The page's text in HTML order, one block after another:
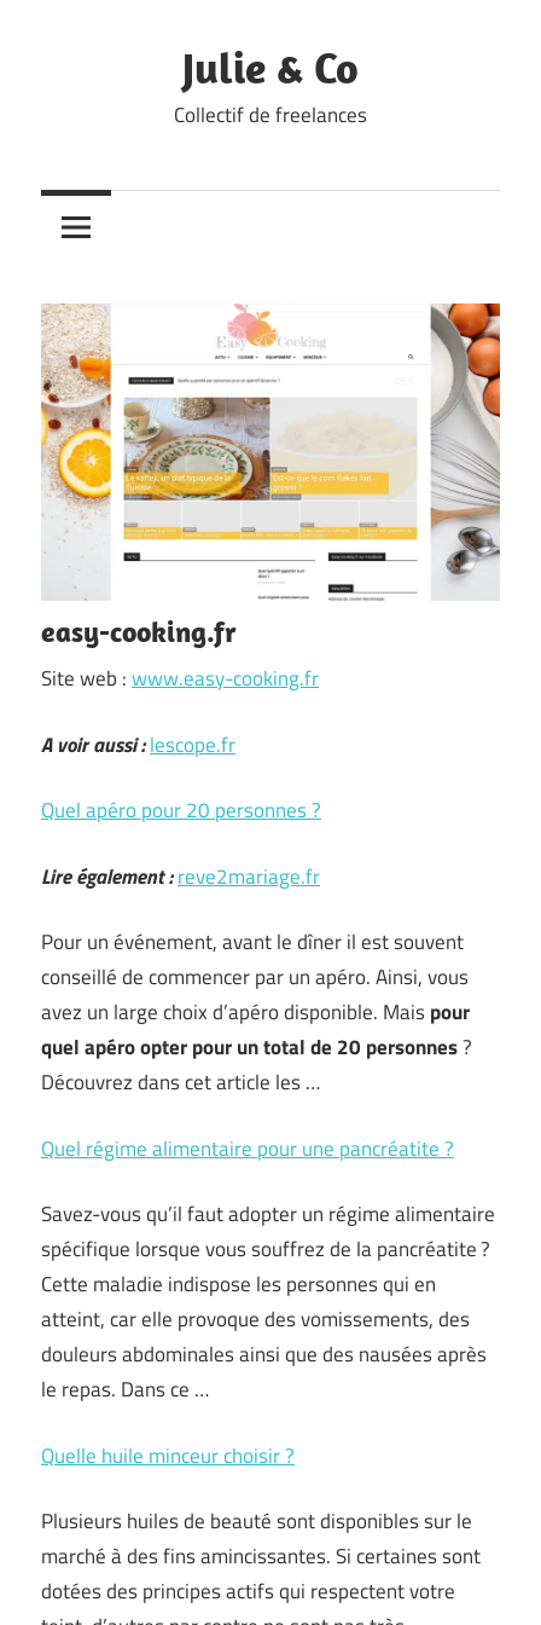
Julie & Co
Collectif de freelances
easy-cooking.fr
Site web :www.easy-cooking.fr
A voir aussi :lescope.fr
Quel apéro pour 20 personnes ?
Lire également :reve2mariage.fr
Pour un événement, avant le dîner il est souvent
conseillé de commencer par un apéro. Ainsi, vous
avez un large choix d’apéro disponible. Maispour
quel apéro opter pour un total de 20 personnes?
Découvrez dans cet article les …
Quel régime alimentaire pour une pancréatite ?
Savez-vous qu’il faut adopter un régime alimentaire
spécifique lorsque vous souffrez de la pancréatite ?
Cette maladie indispose les personnes qui en
atteint, car elle provoque des vomissements, des
douleurs abdominales ainsi que des nausées après
le repas. Dans ce …
Quelle huile minceur choisir ?
Plusieurs huiles de beauté sont disponibles sur le
marché à des fins amincissantes. Si certaines sont
dotées des principes actifs qui respectent votre